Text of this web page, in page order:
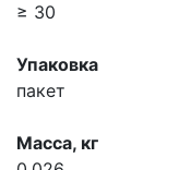
≥ 30
Упаковка
пакет
Масса, кг